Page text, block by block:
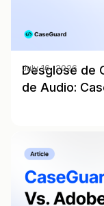
Desglose de
de Audio:
July 16, 2026